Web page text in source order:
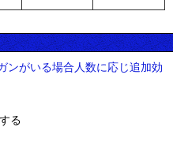
ンがいる場合人数に応じ追加効
る